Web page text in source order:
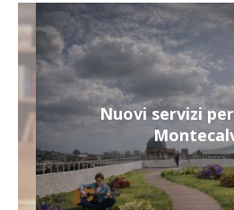
Nuovi servizi per i